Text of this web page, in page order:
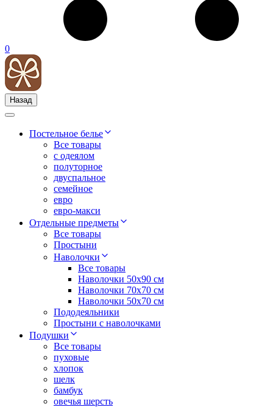
0
Назад
Постельное белье
Все товары
с одеялом
полуторное
двуспальное
семейное
евро
евро-макси
Отдельные предметы
Все товары
Простыни
Наволочки
Все товары
Наволочки 50x90 см
Наволочки 70x70 cм
Наволочки 50х70 см
Пододеяльники
Простыни с наволочками
Подушки
Все товары
пуховые
хлопок
шелк
бамбук
овечья шерсть